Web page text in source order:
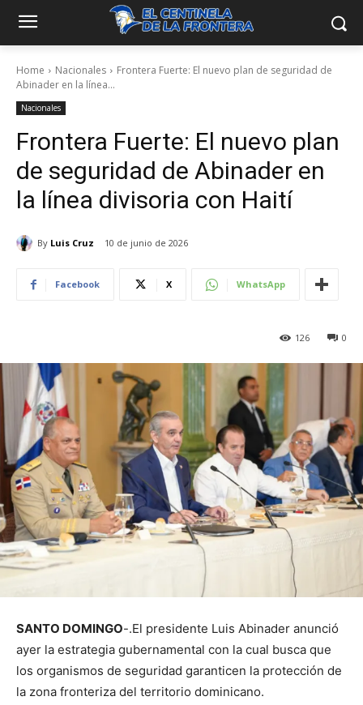
Home Nacionales
Frontera Fuerte: El nuevo plan de seguridad de
Abinader en la línea...
Nacionales
Frontera Fuerte: El nuevo plan
de seguridad de Abinader en
la línea divisoria con Haití
By Luis Cruz 10 de junio de 2026
Facebook X WhatsApp
0
126
SANTO DOMINGO-.El presidente Luis Abinader anunció
ayer la estrategia gubernamental con la cual busca que
los organismos de seguridad garanticen la protección de
la zona fronteriza del territorio dominicano.